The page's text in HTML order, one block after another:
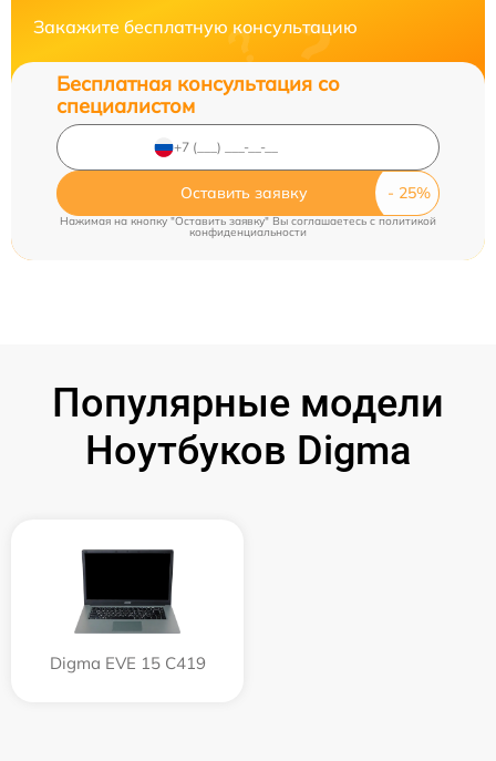
Закажите бесплатную консультацию
Бесплатная консультация со
специалистом
Оставить заявку
Нажимая на кнопку "Оставить заявку" Вы соглашаетесь cполитикой
конфиденциальности
Популярные модели
Ноутбуков Digma
Digma EVE 15 C419